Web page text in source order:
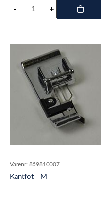
Varenr: 859810007
Kantfot - M